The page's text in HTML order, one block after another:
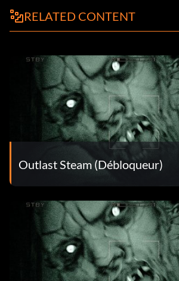
RELATED CONTENT
Outlast Steam (Débloqueur)